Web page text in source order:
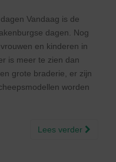
Vandaag is de
dagen. Nog
en kinderen in
is meer te zien dan
grote braderie, er zijn
worden
Lees verder